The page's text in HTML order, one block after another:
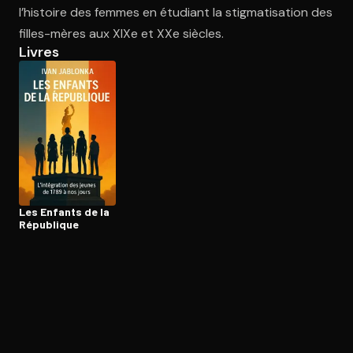
Ouvre l'app Appareil photo, pointe sur le code. C'est gratuit à
l’histoire des femmes en étudiant la stigmatisation des
filles-mères aux XIXe et XXe siècles.
Livres
Les Enfants de la
République